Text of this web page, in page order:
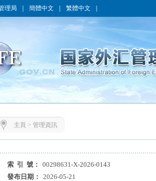
理局 簡體中文 繁體中文
主頁 > 管理資訊
索 引 號： 00298631-X-2026-0143
發布日期：
2026-05-21